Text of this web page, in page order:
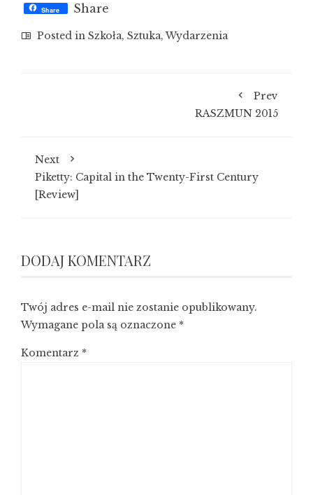
Share Share
Posted in Szkoła, Sztuka,Wydarzenia
Prev
RASZMUN 2015
Next
Piketty: Capital in the Twenty-First Century
[Review]
DODAJ KOMENTARZ
Twój adres e-mail nie zostanie opublikowany.
Wymagane pola są oznaczone *
Komentarz *